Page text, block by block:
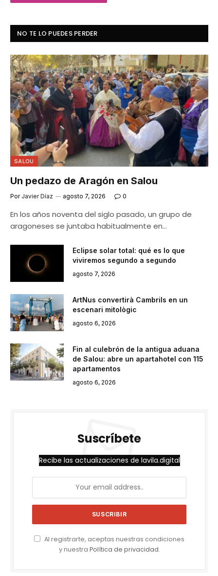
NO TE LO PUEDES PERDER
SALOU
Un pedazo de Aragón en Salou
Por Javier Díaz agosto 7, 2026 0
En los años noventa del siglo pasado, un grupo de
aragoneses se juntaba habitualmente en…
Eclipse solar total: qué es lo que
viviremos segundo a segundo
agosto 7, 2026
ArtNus convertirà Cambrils en un
escenari mitològic
agosto 6, 2026
Fin al culebrón de la antigua aduana
de Salou: abre un apartahotel con 115
apartamentos
agosto 6, 2026
Suscríbete
Recibe las actualizaciones de lavila.digital
Al registrarte, aceptas nuestras condiciones
y nuestra Política de privacidad.